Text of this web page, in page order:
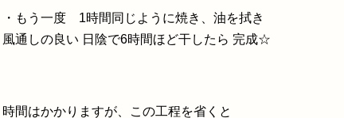
・もう一度 1時間同じように焼き、油を拭き
風通しの良い 日陰で6時間ほど干したら 完成☆
時間はかかりますが、この工程を省くと